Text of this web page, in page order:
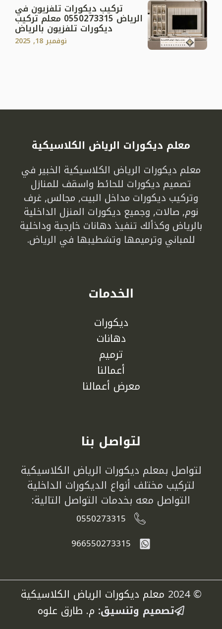
تركيب ديكورات تلفزيون في
الرياض 0550273315 معلم تركيب
ديكورات تلفزيون بالرياض
نوفمبر 18, 2025
معلم ديكورات الرياض الكلاسيكية
معلم ديكورات الرياض الكلاسيكية الخبير في
تصميم ديكورات للحائط واسقف للمنازل
وتركيب ديكورات مداخل البيت, مجالس, غرف
نوم, صالات, وجميع ديكورات المنزل الداخلية
بالرياض وكذألك تنفيذ دهانات خارجية وداخلية
للمباني وترميمها وتشطيبها في الرياض.
الخدمات
ديكورات
دهانات
ترميم
أعمالنا
معرض أعمالنا
لتواصل بنا
لتواصل بمعلم ديكورات الرياض الكلاسيكية
لتركيب مختلف أنواع الديكورات الداخلية
التواصل معه بخدمات التواصل التالية:
0550273315
966550273315
© 2024
معلم ديكورات الرياض الكلاسيكية
تصميم وتنسيق: م. طارق علوه